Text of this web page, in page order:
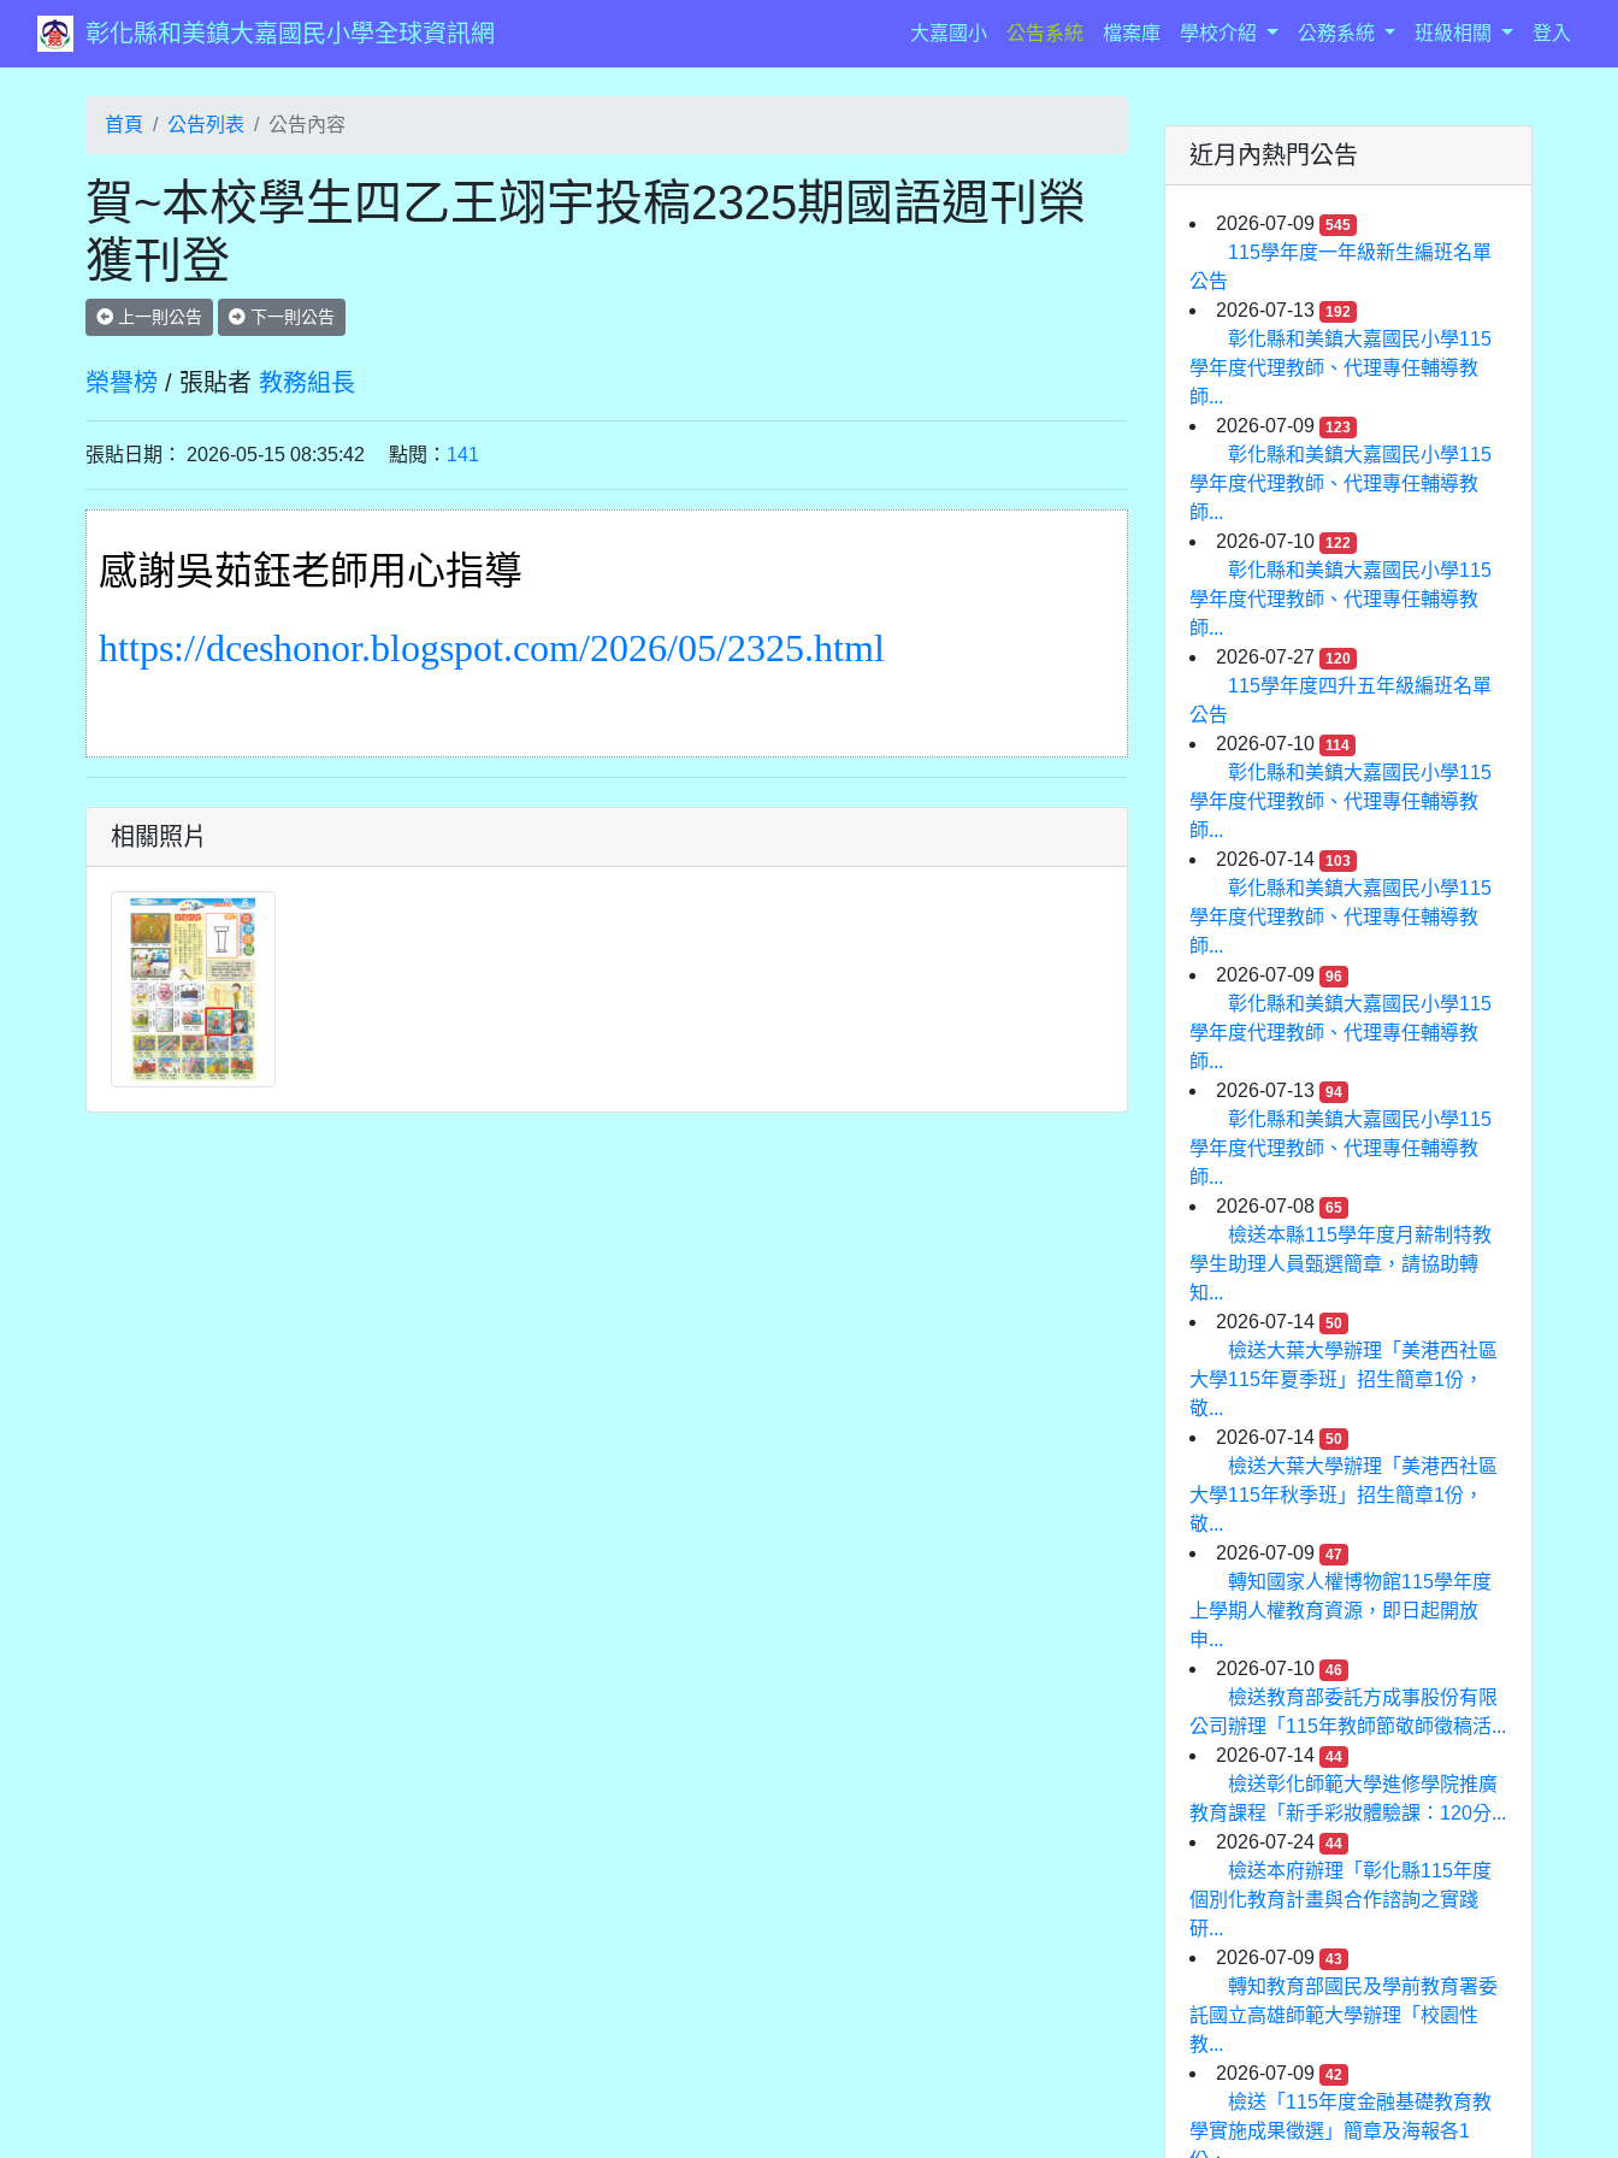
彰化縣和美鎮大嘉國民小學全球資訊網 大嘉國小(current)
公告系統 檔案庫 學校介紹 公務系統 班級相關 登入
首頁 公告列表 公告內容
賀~本校學生四乙王翊宇投稿2325期國語週刊榮
獲刊登
上一則公告 下一則公告
榮譽榜 / 張貼者 教務組長
張貼日期： 2026-05-15 08:35:42 點閱： 141
感謝吳茹鈺老師用心指導
https://dceshonor.blogspot.com/2026/05/2325.html
相關照片
近月內熱門公告
2026-07-09 545
115學年度一年級新生編班名單
公告
2026-07-13
192
彰化縣和美鎮大嘉國民小學115
學年度代理教師、代理專任輔導教
師...
2026-07-09
123
彰化縣和美鎮大嘉國民小學115
學年度代理教師、代理專任輔導教
師...
2026-07-10
122
彰化縣和美鎮大嘉國民小學115
學年度代理教師、代理專任輔導教
師...
2026-07-27
120
115學年度四升五年級編班名單
公告
2026-07-10
114
彰化縣和美鎮大嘉國民小學115
學年度代理教師、代理專任輔導教
師...
2026-07-14
103
彰化縣和美鎮大嘉國民小學115
學年度代理教師、代理專任輔導教
師...
2026-07-09
96
彰化縣和美鎮大嘉國民小學115
學年度代理教師、代理專任輔導教
師...
2026-07-13
94
彰化縣和美鎮大嘉國民小學115
學年度代理教師、代理專任輔導教
師...
2026-07-08
65
檢送本縣115學年度月薪制特教
學生助理人員甄選簡章，請協助轉
知...
2026-07-14
50
檢送大葉大學辦理「美港西社區
大學115年夏季班」招生簡章1份，
敬...
2026-07-14
50
檢送大葉大學辦理「美港西社區
大學115年秋季班」招生簡章1份，
敬...
2026-07-09
47
轉知國家人權博物館115學年度
上學期人權教育資源，即日起開放
申...
2026-07-10
46
檢送教育部委託方成事股份有限
公司辦理「115年教師節敬師徵稿活...
2026-07-14
44
檢送彰化師範大學進修學院推廣
教育課程「新手彩妝體驗課：120分...
2026-07-24
44
檢送本府辦理「彰化縣115年度
個別化教育計畫與合作諮詢之實踐
研...
2026-07-09
43
轉知教育部國民及學前教育署委
託國立高雄師範大學辦理「校園性
教...
2026-07-09
42
檢送「115年度金融基礎教育教
學實施成果徵選」簡章及海報各1